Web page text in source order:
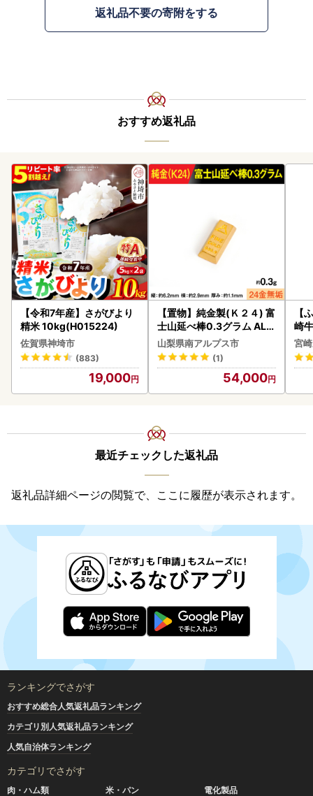
返礼品不要の寄附をする
おすすめ返礼品
【令和7年産】さがびより
精米 10kg(H015224)
佐賀県神埼市
(883)
19,000
【置物】純金製(Ｋ２４) 富
士山延べ棒0.3グラム ALP
BK193
山梨県南アルプス市
(1)
54,000
【
崎
-VO
宮
最近チェックした返礼品
返礼品詳細ページの閲覧で、ここに履歴が表示されます。
ランキングでさがす
おすすめ総合人気返礼品ランキング
カテゴリ別人気返礼品ランキング
人気自治体ランキング
カテゴリでさがす
肉・ハム類 米・パン
電化製品